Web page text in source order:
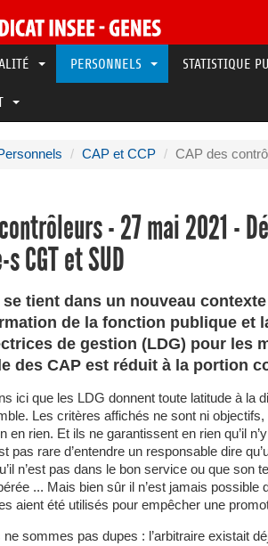
PERSONNELS STATISTIQUE
CAP et CCP CAP des
- 27 mai 2021 -
CGT et SUD
se tient dans un nouveau
de la fonction publique et
de gestion (LDG) pour les
des CAP est réduit à la portion
ici que les LDG donnent toute latitude à la
Les critères affichés ne sont ni
en rien. Et ils ne garantissent en rien qu’il
pas rare d’entendre un responsable dire
n’est pas dans le bon service ou que son
... Mais bien sûr il n’est jamais possible
aient été utilisés pour empêcher une
ne sommes pas dupes : l’arbitraire existait